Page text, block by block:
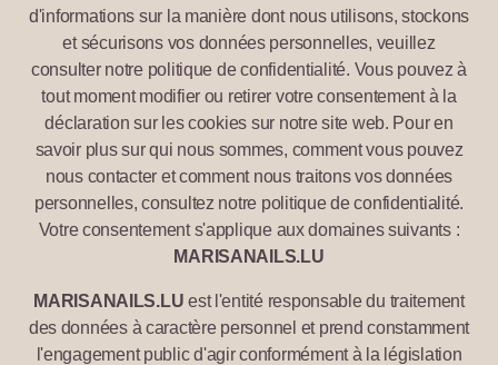
d'informations sur la manière dont nous utilisons, stockons
et sécurisons vos données personnelles, veuillez
consulter notre politique de confidentialité. Vous pouvez à
tout moment modifier ou retirer votre consentement à la
déclaration sur les cookies sur notre site web. Pour en
savoir plus sur qui nous sommes, comment vous pouvez
nous contacter et comment nous traitons vos données
personnelles, consultez notre politique de confidentialité.
Votre consentement s'applique aux domaines suivants :
MARISANAILS.LU
MARISANAILS.LU est l'entité responsable du traitement
des données à caractère personnel et prend constamment
l'engagement public d'agir conformément à la législation